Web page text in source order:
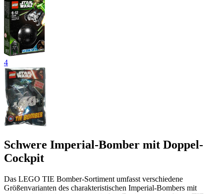
4
Schwere Imperial-Bomber mit Doppel-
Cockpit
Das LEGO TIE Bomber-Sortiment umfasst verschiedene
Größenvarianten des charakteristischen Imperial-Bombers mit